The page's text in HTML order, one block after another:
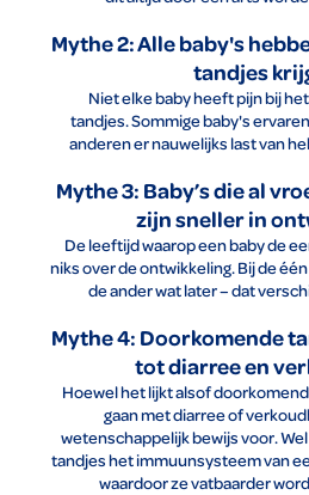
Mythe 2: Alle baby's
tandjes
Niet elke baby heeft pijn bij
tandjes. Sommige baby's
anderen er nauwelijks last van
Mythe 3: Baby’s die al
zijn sneller in
De leeftijd waarop een baby de
niks over de ontwikkeling. Bij de
de ander wat later – dat
Mythe 4: Doorkomende
tot diarree en
Hoewel het lijkt alsof
gaan met diarree of
wetenschappelijk bewijs voor.
tandjes het immuunsysteem van
waardoor ze vatbaarder